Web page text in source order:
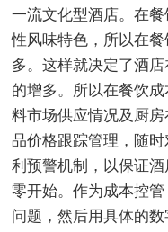
一流文化型酒店。在
性风味特色，所以在
多。这样就决定了酒
的增多。所以在餐饮
料市场供应情况及厨
品价格跟踪管理，随
利预警机制，以保证
零开始。作为成本控
问题，然后用具体的